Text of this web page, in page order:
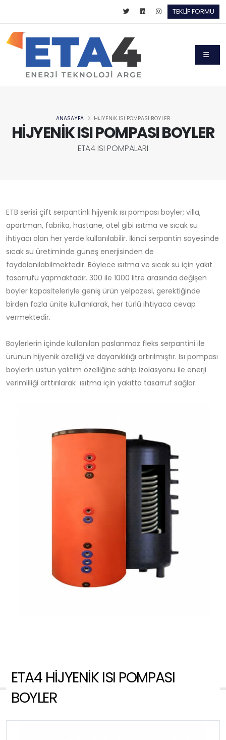
TEKLİF FORMU
HİJYENİK ISI POMPASI BOYLER
ETA4 ISI POMPALARI
ANASAYFA HİJYENİK ISI POMPASI BOYLER
ETB serisi çift serpantinli hijyenik ısı pompası boyler; villa,
apartman, fabrika, hastane, otel gibi ısıtma ve sıcak su
ihtiyacı olan her yerde kullanılabilir. İkinci serpantin sayesinde
sıcak su üretiminde güneş enerjisinden de
faydalanılabilmektedir. Böylece ısıtma ve sıcak su için yakıt
tasarrufu yapmaktadır. 300 ile 1000 litre arasında değişen
boyler kapasiteleriyle geniş ürün yelpazesi, gerektiğinde
birden fazla ünite kullanılarak, her türlü ihtiyaca cevap
vermektedir.
Boylerlerin içinde kullanılan paslanmaz fleks serpantini ile
ürünün hijyenik özelliği ve dayanıklılığı artırılmıştır. Isı pompası
boylerin üstün yalıtım özelliğine sahip izolasyonu ile enerji
verimliliği arttırılarak ısıtma için yakıtta tasarruf sağlar.
ETA4 HİJYENİK ISI POMPASI
BOYLER